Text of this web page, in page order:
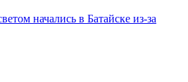
начались в Батайске из-за